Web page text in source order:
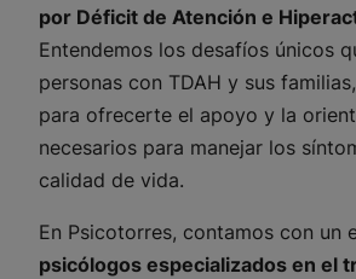
por Déficit de Atención e
Entendemos los desafíos únicos
personas con TDAH y sus
para ofrecerte el apoyo y la
necesarios para manejar los
calidad de vida.
En Psicotorres, contamos con un
psicólogos especializados en el